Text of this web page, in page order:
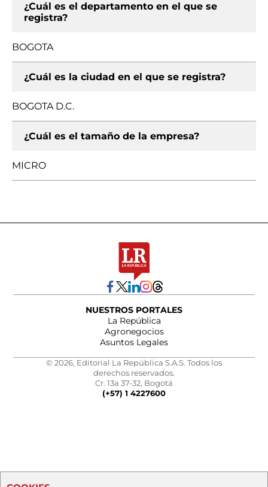
¿Cuál es el departamento en el que se
registra?
BOGOTA
¿Cuál es la ciudad en el que se registra?
BOGOTA D.C.
¿Cuál es el tamaño de la empresa?
MICRO
NUESTROS PORTALES
La República
Agronegocios
Asuntos Legales
© 2026, Editorial La República S.A.S. Todos los
derechos reservados.
Cr. 13a 37-32, Bogotá
(+57) 1 4227600